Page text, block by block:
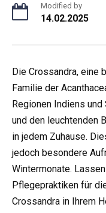
Modified by
14.02.2025
Die Crossandra, eine
Familie der
Regionen Indiens
und den leuchtenden
in jedem Zuhause.
jedoch besondere
Wintermonate.
Pflegepraktiken für
Crossandra in Ihrem